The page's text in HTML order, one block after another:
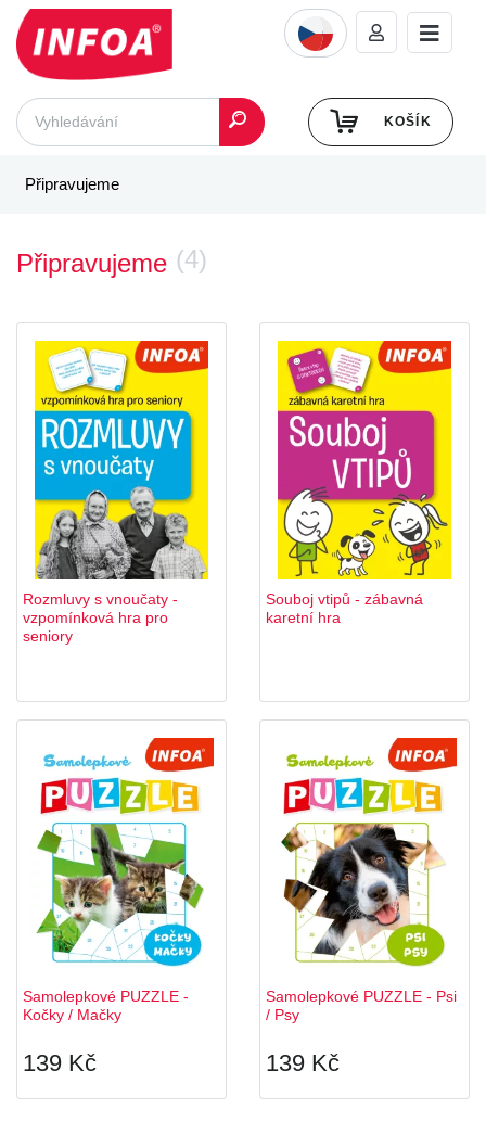
KOŠÍK
Připravujeme
Připravujeme (4)
Rozmluvy s vnoučaty -
vzpomínková hra pro
seniory
Souboj vtipů - zábavná
karetní hra
Samolepkové PUZZLE -
Kočky / Mačky
139 Kč
Samolepkové PUZZLE - Psi
/ Psy
139 Kč